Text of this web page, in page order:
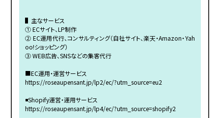
▌主なサービス
① ECサイト、LP制作
② EC運用代行、コンサルティング（自社サイト、楽天・Amazon・Yah
oo!ショッピング）
③ WEB広告、SNSなどの集客代行
■EC運用・運営サービス
https://roseaupensant.jp/lp2/ec/?utm_source=eu2
◾️Shopify運営・運用サービス
https://roseaupensant.jp/lp4/ec/?utm_source=shopify2